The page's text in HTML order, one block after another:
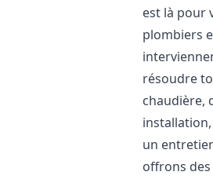
est là pour
plombiers
résoudre
chaudière,
un
offrons